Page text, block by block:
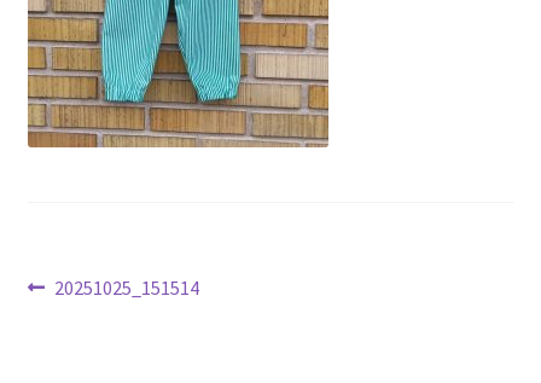
Nyheder
Indlægsnavigation
Forrige
20251025_151514